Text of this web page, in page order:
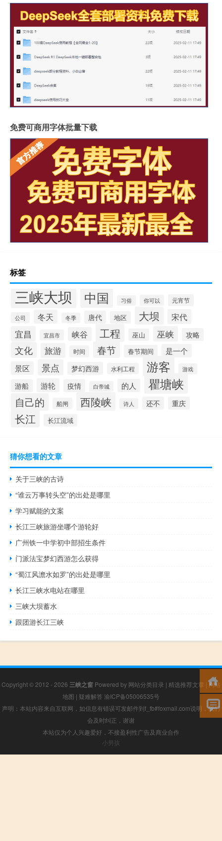
免费可商用字体批量下载
标签
三峡大坝 中国 习俗 你可以 元宵节
公司 冬天 冬季 唐代 地区 大坝 宋代
宜昌 宜昌市 峡谷 工程 巫山 巫峡 攻略
文化 旅游 时间 春节 春节期间
是一个
景区
景点 梦幻西游 水利工程 游客 游戏
游船 游轮 疫情 白帝城 的人 瞿塘峡
自己的 船闸 西陵峡 诗人 还不 重庆
长江 长江流域
猜你想看的文章
关于三峡的古诗
“谁云万事转头空”的出处是哪里
学习赋能的文案
长江三峡旅游坐哪个游轮好
广州铁一中学初中部招生条件
门派法宝梦幻西游怎么获得
“蜀江风澹水如罗”的出处是哪里
长江三峡水电站在哪里
三峡大坝蓄水
跟团游长江三峡
Copyright © 2012 - 2026 三峡之窗 Powered by 网站分类目录 | 精选推荐文章 |网站
地图 | 疑难解答 渝ICP备05006535号
声明：本站内容来自互联网，如信息有错误可发邮件到f_fb#foxmail.com说明，我们
会及时纠正，谢谢
本站仅为个人兴趣爱好，不接盈利性广告及商业合作
小男孩